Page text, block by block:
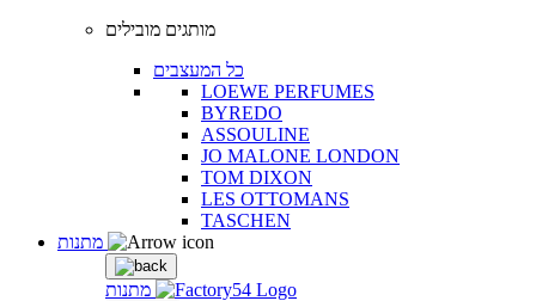
מותגים מובילים
כל המעצבים
LOEWE PERFUMES
BYREDO
ASSOULINE
JO MALONE LONDON
TOM DIXON
LES OTTOMANS
TASCHEN
מתנות